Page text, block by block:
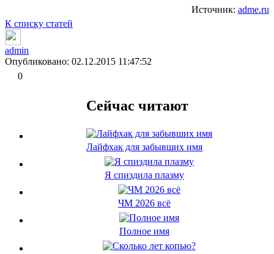
Источник: adme.ru
К списку статей
admin
Опубликовано: 02.12.2015 11:47:52
0
Сейчас читают
Лайфхак для забывших имя
Я спиздила плазму
ЧМ 2026 всё
Полное имя